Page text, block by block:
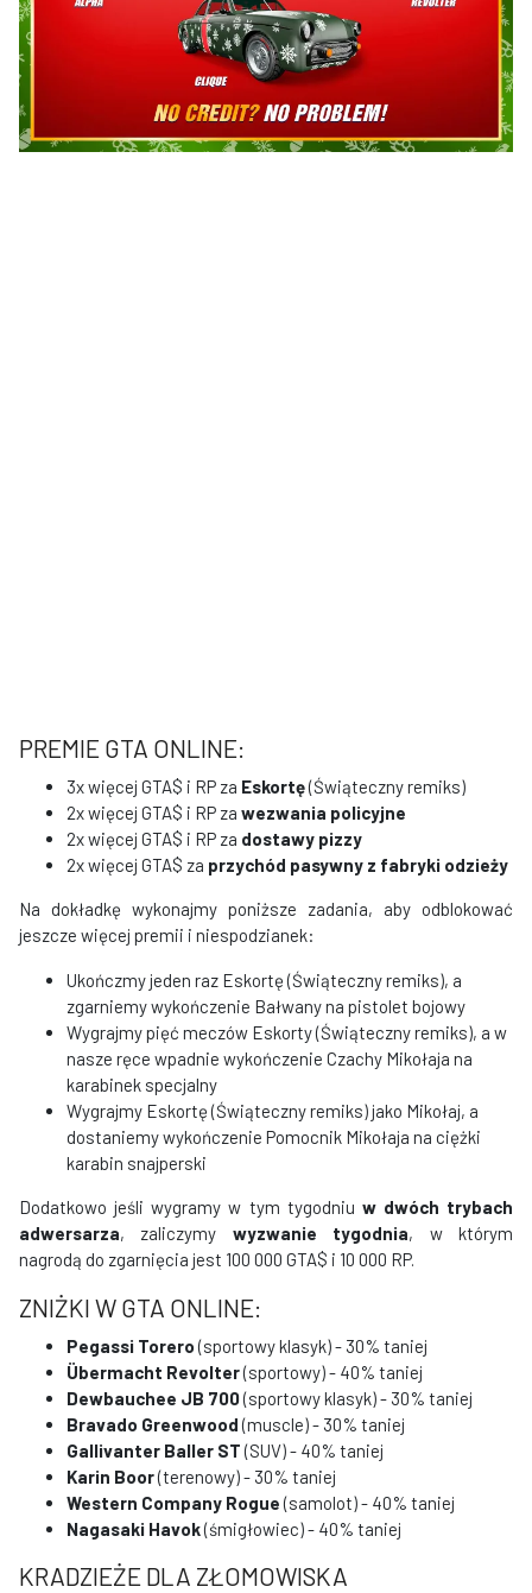
PREMIE GTA ONLINE:
3x więcej GTA$ i RP za Eskortę(Świąteczny remiks)
2x więcej GTA$ i RP za wezwania policyjne
2x więcej GTA$ i RP za dostawy pizzy
2x więcej GTA$ za przychód pasywny z fabryki odzieży
Na dokładkę wykonajmy poniższe zadania, aby odblokować
jeszcze więcej premii i niespodzianek:
Ukończmy jeden raz Eskortę (Świąteczny remiks), a
zgarniemy wykończenie Bałwany na pistolet bojowy
Wygrajmy pięć meczów Eskorty (Świąteczny remiks), a w
nasze ręce wpadnie wykończenie Czachy Mikołaja na
karabinek specjalny
Wygrajmy Eskortę (Świąteczny remiks) jako Mikołaj, a
dostaniemy wykończenie Pomocnik Mikołaja na ciężki
karabin snajperski
Dodatkowo jeśli wygramy w tym tygodniu w dwóch trybach
adwersarza, zaliczymy wyzwanie tygodnia, w którym
nagrodą do zgarnięcia jest 100 000 GTA$ i 10 000 RP.
ZNIŻKI W GTA ONLINE:
Pegassi Torero(sportowy klasyk) - 30% taniej
Übermacht Revolter(sportowy) - 40% taniej
Dewbauchee JB 700(sportowy klasyk) - 30% taniej
Bravado Greenwood(muscle) - 30% taniej
Gallivanter Baller ST(SUV) - 40% taniej
Karin Boor(terenowy) - 30% taniej
Western Company Rogue(samolot) - 40% taniej
Nagasaki Havok(śmigłowiec) - 40% taniej
KRADZIEŻE DLA ZŁOMOWISKA